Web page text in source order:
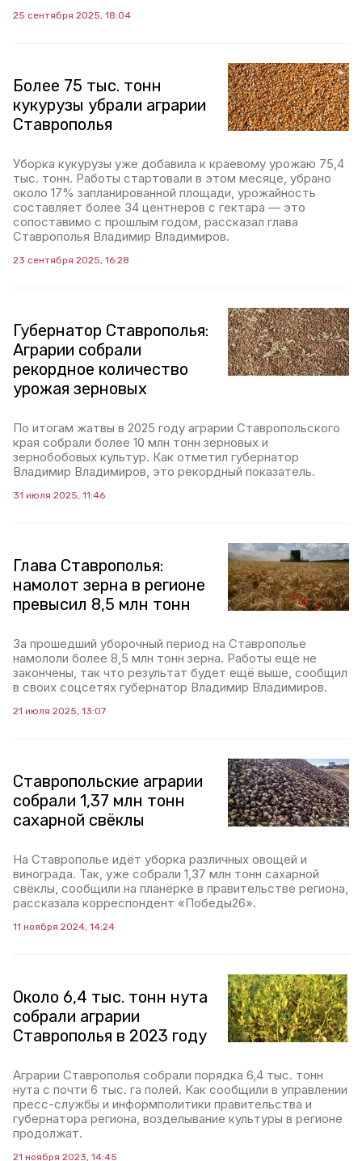
25 сентября 2025, 18:04
Более 75 тыс. тонн
кукурузы убрали аграрии
Ставрополья
Уборка кукурузы уже добавила к краевому урожаю 75,4
тыс. тонн. Работы стартовали в этом месяцe, убрано
около 17% запланированной площади, урожайность
составляет более 34 центнеров с гектара — это
сопоставимо с прошлым годом, рассказал глава
Ставрополья Владимир Владимиров.
23 сентября 2025, 16:28
Губернатор Ставрополья:
Аграрии собрали
рекордное количество
урожая зерновых
По итогам жатвы в 2025 году аграрии Ставропольского
края собрали более 10 млн тонн зерновых и
зернобобовых культур. Как отметил губернатор
Владимир Владимиров, это рекордный показатель.
31 июля 2025, 11:46
Глава Ставрополья:
намолот зерна в регионе
превысил 8,5 млн тонн
За прошедший уборочный период на Ставрополье
намололи более 8,5 млн тонн зерна. Работы ещё не
закончены, так что результат будет ещё выше, сообщил
в своих соцсетях губернатор Владимир Владимиров.
21 июля 2025, 13:07
Ставропольские аграрии
собрали 1,37 млн тонн
сахарной свёклы
На Ставрополье идёт уборка различных овощей и
винограда. Так, уже собрали 1,37 млн тонн сахарной
свёклы, сообщили на планёрке в правительстве региона,
рассказала корреспондент «Победы26».
11 ноября 2024, 14:24
Около 6,4 тыс. тонн нута
собрали аграрии
Ставрополья в 2023 году
Аграрии Ставрополья собрали порядка 6,4 тыс. тонн
нута с почти 6 тыс. га полей. Как сообщили в управлении
пресс-службы и информполитики правительства и
губернатора региона, возделывание культуры в регионе
продолжат.
21 ноября 2023, 14:45